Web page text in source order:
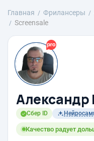
Главная Фрилансеры
Screensale
Сбер ID
Качество радует